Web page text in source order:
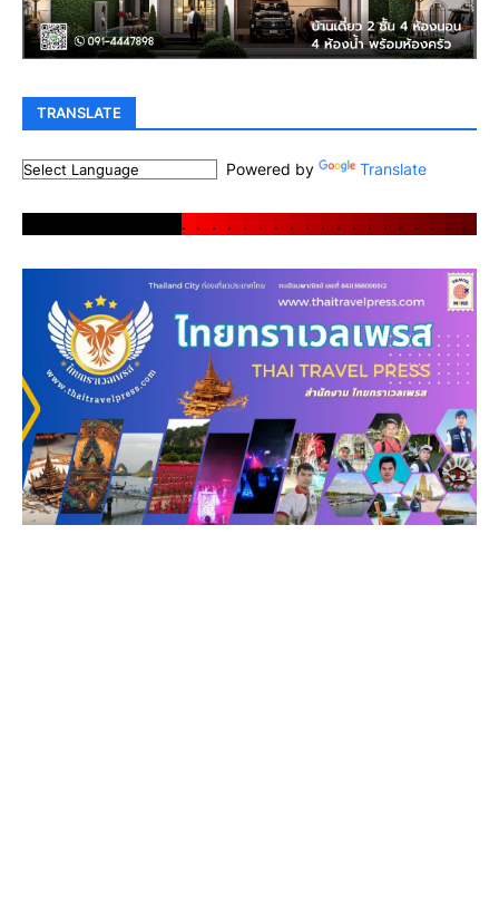
TRANSLATE
Powered by Translate
. . . . . . . . . . . . . . . . . . .